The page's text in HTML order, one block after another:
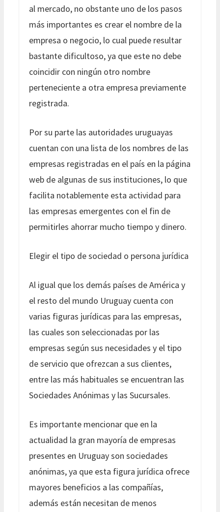
al mercado, no obstante uno de los pasos
más importantes es crear el nombre de la
empresa o negocio, lo cual puede resultar
bastante dificultoso, ya que este no debe
coincidir con ningún otro nombre
perteneciente a otra empresa previamente
registrada.
Por su parte las autoridades uruguayas
cuentan con una lista de los nombres de las
empresas registradas en el país en la página
web de algunas de sus instituciones, lo que
facilita notablemente esta actividad para
las empresas emergentes con el fin de
permitirles ahorrar mucho tiempo y dinero.
Elegir el tipo de sociedad o persona jurídica
Al igual que los demás países de América y
el resto del mundo Uruguay cuenta con
varias figuras jurídicas para las empresas,
las cuales son seleccionadas por las
empresas según sus necesidades y el tipo
de servicio que ofrezcan a sus clientes,
entre las más habituales se encuentran las
Sociedades Anónimas y las Sucursales.
Es importante mencionar que en la
actualidad la gran mayoría de empresas
presentes en Uruguay son sociedades
anónimas, ya que esta figura jurídica ofrece
mayores beneficios a las compañías,
además están necesitan de menos